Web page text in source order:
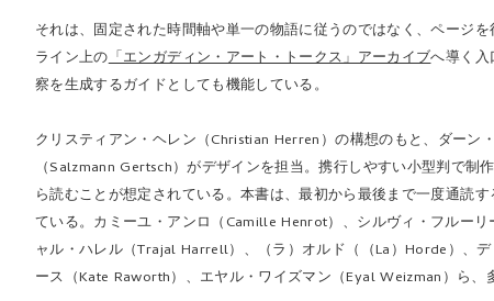
それは、固定された時間軸や単一の物語に従うのではなく、ページ
ライン上の「エンガディン・アート・トークス」アーカイブへ導く
察を生成するガイドとしても機能している。
クリスティアン・ヘレン（Christian Herren）の構想のもと、ダー
（Salzmann Gertsch）がデザインを担当。携行しやすい小型判で
ら読むことが想定されている。本書は、最初から最後まで一度通読
ている。カミーユ・アンロ（Camille Henrot）、シルヴィ・フルー
ャル・ハレル（Trajal Harrell）、（ラ）オルド（（La）Horde）、
ース（Kate Raworth）、エヤル・ワイズマン（Eyal Weizman）ら、